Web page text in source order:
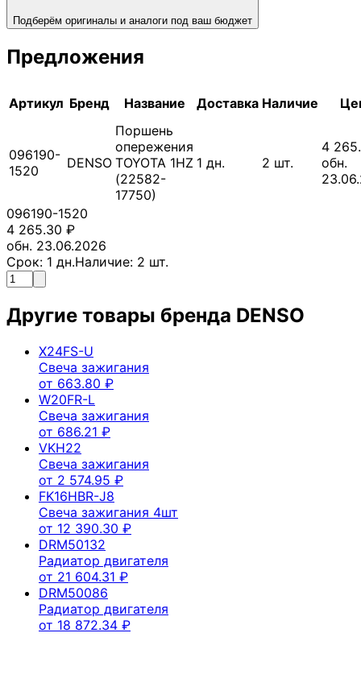
Подберём оригиналы и аналоги под ваш бюджет
Предложения
Артикул Бренд Название Доставка Наличие
096190-
1520
DENSO
Поршень
опережения
TOYOTA 1HZ
(22582-
17750)
1 дн. 2 шт.
4
обн.
096190-1520
4 265.30 ₽
обн. 23.06.2026
Срок: 1 дн.Наличие: 2 шт.
Другие товары бренда DENSO
X24FS-U
Свеча зажигания
от 663.80 ₽
W20FR-L
Свеча зажигания
от 686.21 ₽
VKH22
Свеча зажигания
от 2 574.95 ₽
FK16HBR-J8
Свеча зажигания 4шт
от 12 390.30 ₽
DRM50132
Радиатор двигателя
от 21 604.31 ₽
DRM50086
Радиатор двигателя
от 18 872.34 ₽